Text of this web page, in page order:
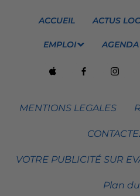
ACCUEIL ACTUS
EMPLOI AGENDA
MENTIONS LEGALES
VOTRE PUBLICITÉ SUR
Plan